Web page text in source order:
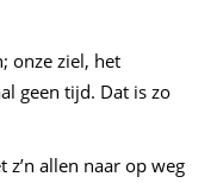
onze ziel, het
geen tijd. Dat is zo
allen naar op weg